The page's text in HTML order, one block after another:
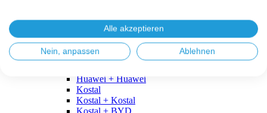
Fronius + BYD
GoodWe
GoodWe + GoodWe
GoodWe + BYD
Huawei + Huawei
Kostal
Kostal + Kostal
Kostal + BYD
Alle akzeptieren
Nein, anpassen Ablehnen